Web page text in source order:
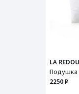
LA
2250 ₽